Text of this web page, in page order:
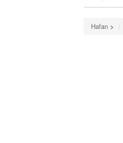
Hafan >